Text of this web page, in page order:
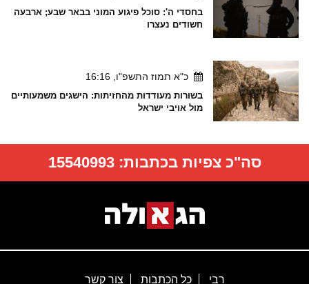
בחסדי ה': סוכל פיגוע המוני בבאר שבע; ארבעה
חשודים נעצרו
כ"א תמוז התשפ"ו, 16:16
בשורות מעודדות מהחזיתות: הישגים משמעותיים
מול אויבי ישראל
סה"כ צפיות בכתבות:15540993
רבי כל הכתבות צור קשר